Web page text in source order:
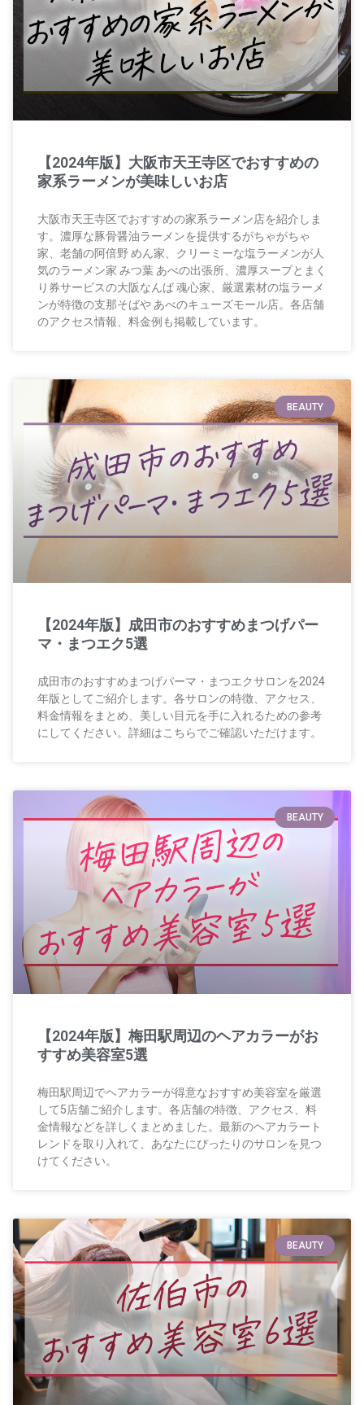
【2024年版】大阪市天王寺区でおすすめの
家系ラーメンが美味しいお店
大阪市天王寺区でおすすめの家系ラーメン店を紹介しま
す。濃厚な豚骨醤油ラーメンを提供するがちゃがちゃ
家、老舗の阿倍野 めん家、クリーミーな塩ラーメンが人
気のラーメン家 みつ葉 あべの出張所、濃厚スープとまく
り券サービスの大阪なんば 魂心家、厳選素材の塩ラーメ
ンが特徴の支那そばや あべのキューズモール店。各店舗
のアクセス情報、料金例も掲載しています。
BEAUTY
【2024年版】成田市のおすすめまつげパー
マ・まつエク5選
成田市のおすすめまつげパーマ・まつエクサロンを2024
年版としてご紹介します。各サロンの特徴、アクセス、
料金情報をまとめ、美しい目元を手に入れるための参考
にしてください。詳細はこちらでご確認いただけます。
BEAUTY
【2024年版】梅田駅周辺のヘアカラーがお
すすめ美容室5選
梅田駅周辺でヘアカラーが得意なおすすめ美容室を厳選
して5店舗ご紹介します。各店舗の特徴、アクセス、料
金情報などを詳しくまとめました。最新のヘアカラート
レンドを取り入れて、あなたにぴったりのサロンを見つ
けてください。
BEAUTY